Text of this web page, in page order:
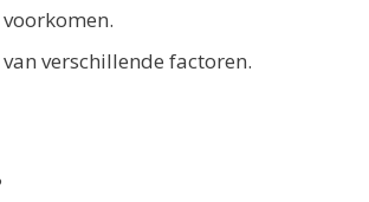
verschillende factoren.